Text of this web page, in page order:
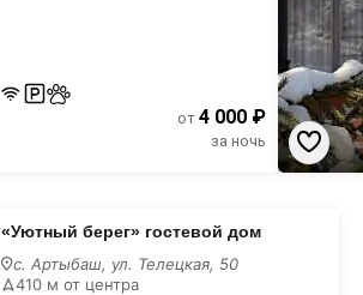
от 4 000 ₽
за ночь
«Уютный берег» гостевой дом
с. Артыбаш, ул. Телецкая, 50
410 м от центра